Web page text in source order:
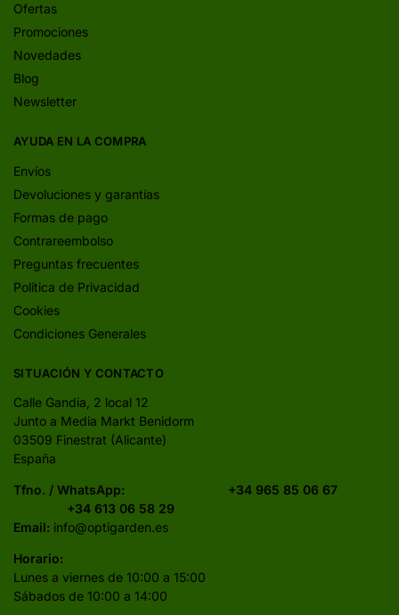
Ofertas
Promociones
Novedades
Blog
Newsletter
AYUDA EN LA COMPRA
Envíos
Devoluciones y garantías
Formas de pago
Contrareembolso
Preguntas frecuentes
Política de Privacidad
Cookies
Condiciones Generales
SITUACIÓN Y CONTACTO
Calle Gandia, 2 local 12
Junto a Media Markt Benidorm
03509 Finestrat (Alicante)
España
Tfno. / WhatsApp: +34 965 85 06 67
+34 613 06 58 29
Email: info@optigarden.es
Horario:
Lunes a viernes de 10:00 a 15:00
Sábados de 10:00 a 14:00